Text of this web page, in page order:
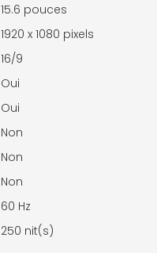
15.6 pouces
1920 x 1080 pixels
16/9
Oui
Oui
Non
Non
Non
60 Hz
250 nit(s)